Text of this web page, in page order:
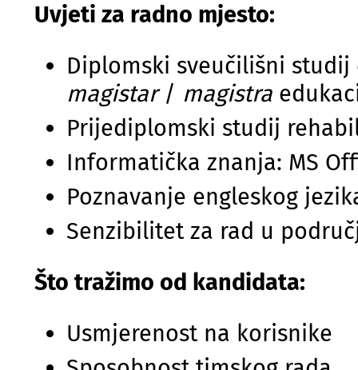
Uvjeti za radno mjesto:
Diplomski sveučilišni
magistar/ magistra
Prijediplomski studij
Informatička znanja: MS
Poznavanje engleskog
Senzibilitet za rad u
Što tražimo od kandidata:
Usmjerenost na korisnike